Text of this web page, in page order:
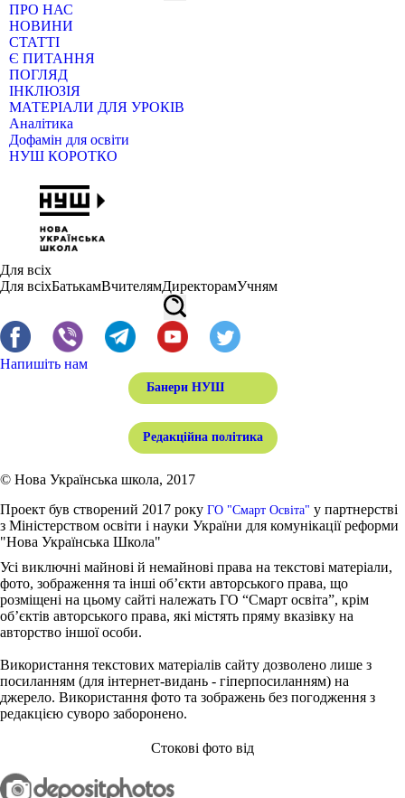
ПРО НАС
НОВИНИ
СТАТТІ
Є ПИТАННЯ
ПОГЛЯД
ІНКЛЮЗІЯ
МАТЕРІАЛИ ДЛЯ УРОКІВ
Аналітика
Дофамін для освіти
НУШ КОРОТКО
Для всіх
Для всіхБатькамВчителямДиректорамУчням
Напишіть нам
Банери НУШ
Редакційна політика
© Нова Українська школа, 2017
Проект був створений 2017 року ГО "Смарт Освіта" у партнерстві
з Міністерством освіти і науки України для комунікації реформи
"Нова Українська Школа"
Усі виключні майнові й немайнові права на текстові матеріали,
фото, зображення та інші об’єкти авторського права, що
розміщені на цьому сайті належать ГО “Смарт освіта”, крім
об’єктів авторського права, які містять пряму вказівку на
авторство іншої особи.
Використання текстових матеріалів сайту дозволено лише з
посиланням (для інтернет-видань - гіперпосиланням) на
джерело. Використання фото та зображень без погодження з
редакцією суворо заборонено.
Стокові фото від